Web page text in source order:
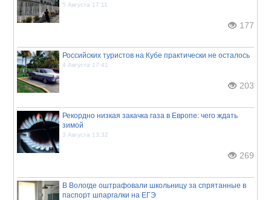
5 Августа 17:11
177
Российских туристов на Кубе практически не осталось
4 Августа 17:41
203
Рекордно низкая закачка газа в Европе: чего ждать
зимой
3 Августа 13:32
269
В Вологде оштрафовали школьницу за спрятанные в
паспорт шпаргалки на ЕГЭ